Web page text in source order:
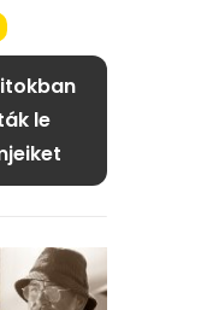
le